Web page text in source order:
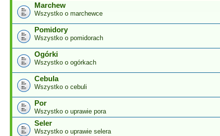
Marchew
Wszystko o marchewce
Pomidory
Wszystko o pomidorach
Ogórki
Wszystko o ogórkach
Cebula
Wszystko o cebuli
Por
Wszystko o uprawie pora
Seler
Wszystko o uprawie selera